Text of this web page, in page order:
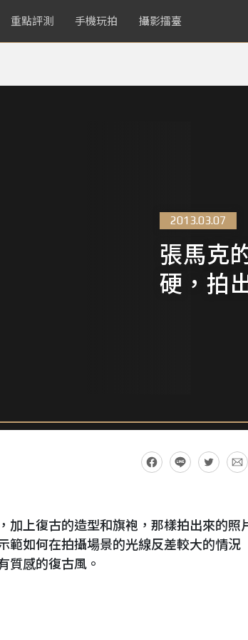
重點評測 手機玩拍 攝影擂臺
2013.03.07
張馬克
硬，拍
加上復古的造型和旗袍，那樣拍出來的照
範如何在拍攝場景的光線反差較大的情況
質感的復古風。